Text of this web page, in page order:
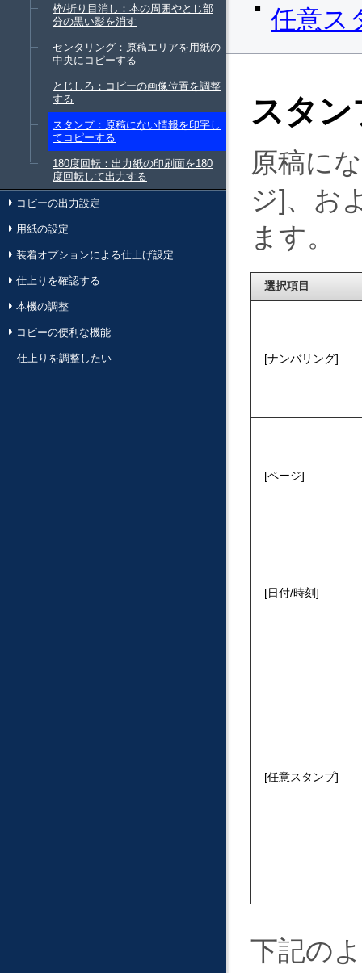
枠/折り目消し：本の周囲やとじ部
分の黒い影を消す
センタリング：原稿エリアを用紙の
中央にコピーする
とじしろ：コピーの画像位置を調整
する
スタンプ：原稿にない情報を印字し
てコピーする
180度回転：出力紙の印刷面を180
度回転して出力する
コピーの出力設定
用紙の設定
装着オプションによる仕上げ設定
仕上りを確認する
本機の調整
コピーの便利な機能
仕上りを調整したい
任意ス
スタン
原稿に
ジ 、お
ます。
選択項目
ナンバリング
ページ
日付/時刻
任意スタンプ
下記の